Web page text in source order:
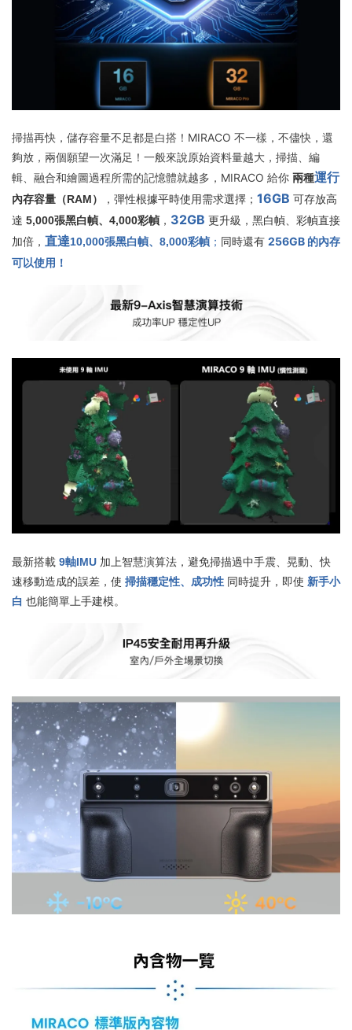
掃描再快，儲存容量不足都是白搭！MIRACO 不一樣，不儘快，還
夠放，兩個願望一次滿足！一般來說原始資料量越大，掃描、編
輯、融合和繪圖過程所需的記憶體就越多，MIRACO 給你 兩種運行
內存容量（RAM） ，彈性根據平時使用需求選擇； 16GB 可存放高
達 5,000張黑白幀、4,000彩幀 ， 32GB 更升級，黑白幀、彩幀直接
加倍， 直達10,000張黑白幀、8,000彩幀 ； 同時還有 256GB 的內存
可以使用！
最新搭載 9軸IMU 加上智慧演算法，避免掃描過中手震、晃動、快
速移動造成的誤差，使 掃描穩定性、成功性 同時提升，即使 新手小
白 也能簡單上手建模。